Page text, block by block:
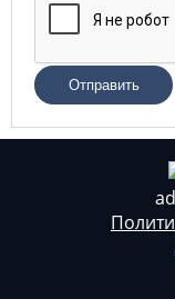
Отправить